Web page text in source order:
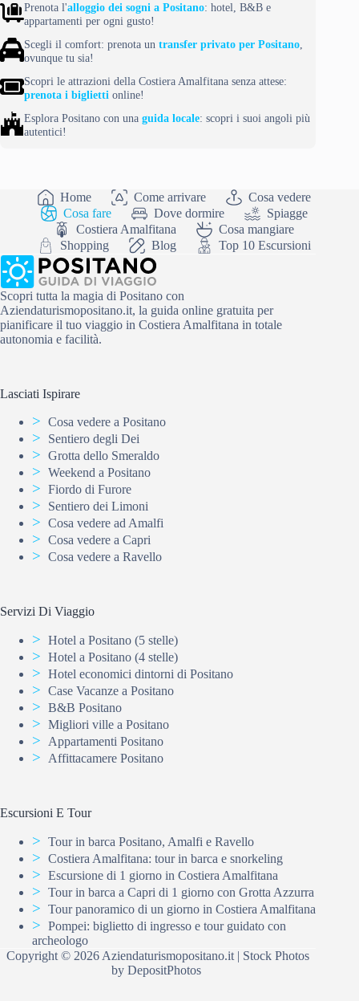
Prenota l'alloggio dei sogni a Positano: hotel, B&B e
appartamenti per ogni gusto!
Scegli il comfort: prenota un transfer privato per Positano
ovunque tu sia!
Scopri le attrazioni della Costiera Amalfitana senza attese:
prenota i biglietti online!
Esplora Positano con una guida locale: scopri i suoi angoli più
autentici!
Home Come arrivare
Cosa vedere
Cosa fare
Dove dormire
Spiagge
Costiera Amalfitana
Cosa mangiare
Shopping
Blog Top 10 Escursioni
Scopri tutta la magia di Positano con
Aziendaturismopositano.it, la guida online gratuita per
pianificare il tuo viaggio in Costiera Amalfitana in totale
autonomia e facilità.
Lasciati Ispirare
Cosa vedere a Positano
Sentiero degli Dei
Grotta dello Smeraldo
Weekend a Positano
Fiordo di Furore
Sentiero dei Limoni
Cosa vedere ad Amalfi
Cosa vedere a Capri
Cosa vedere a Ravello
Servizi Di Viaggio
Hotel a Positano (5 stelle)
Hotel a Positano (4 stelle)
Hotel economici dintorni di Positano
Case Vacanze a Positano
B&B Positano
Migliori ville a Positano
Appartamenti Positano
Affittacamere Positano
Escursioni E Tour
Tour in barca Positano, Amalfi e Ravello
Costiera Amalfitana: tour in barca e snorkeling
Escursione di 1 giorno in Costiera Amalfitana
Tour in barca a Capri di 1 giorno con Grotta Azzurra
Tour panoramico di un giorno in Costiera Amalfitana
Pompei: biglietto di ingresso e tour guidato con
archeologo
Copyright © 2026 Aziendaturismopositano.it | Stock Photos
byDepositPhotos